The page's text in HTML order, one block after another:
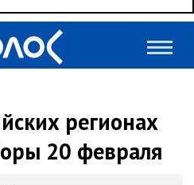
регионах
20 февраля